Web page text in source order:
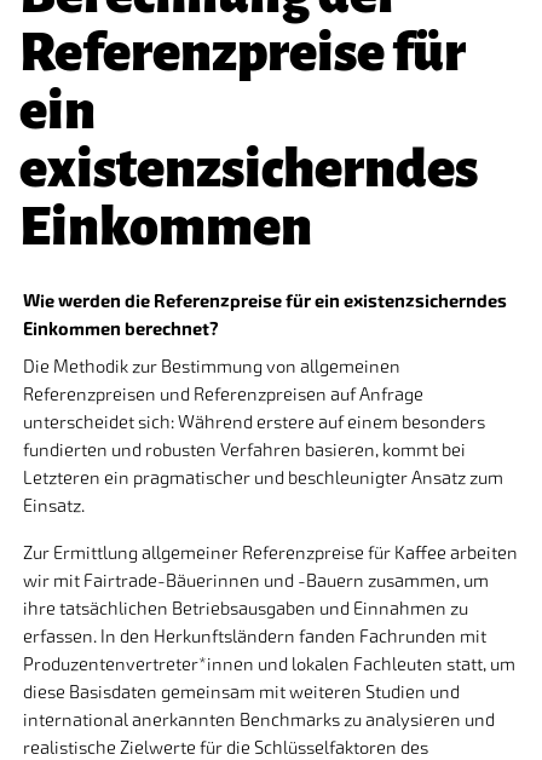
Referenzpreise für
ein
existenzsicherndes
Einkommen
Wie werden die Referenzpreise für ein existenzsicherndes
Einkommen berechnet?
Die Methodik zur Bestimmung von allgemeinen
Referenzpreisen und Referenzpreisen auf Anfrage
unterscheidet sich: Während erstere auf einem besonders
fundierten und robusten Verfahren basieren, kommt bei
Letzteren ein pragmatischer und beschleunigter Ansatz zum
Einsatz.
Zur Ermittlung allgemeiner Referenzpreise für Kaffee arbeiten
wir mit Fairtrade-Bäuerinnen und -Bauern zusammen, um
ihre tatsächlichen Betriebsausgaben und Einnahmen zu
erfassen. In den Herkunftsländern fanden Fachrunden mit
Produzentenvertreter*innen und lokalen Fachleuten statt, um
diese Basisdaten gemeinsam mit weiteren Studien und
international anerkannten Benchmarks zu analysieren und
realistische Zielwerte für die Schlüsselfaktoren des